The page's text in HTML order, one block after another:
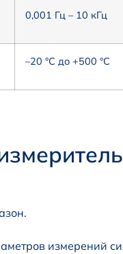
0,001 Гц – 10 кГц
–20 °С до +500 °С
измерений